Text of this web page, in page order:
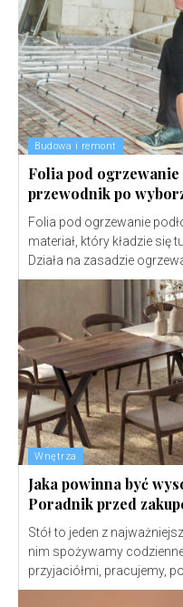
Budowa i remont
Folia pod
przewodnik po
Folia pod ogrzewanie
materiał, który kładzie się
Działa na zasadzie
Wnętrza
Jaka powinna być
Poradnik przed
Stół to jeden z
nim spożywamy
przyjaciółmi, pracujemy,